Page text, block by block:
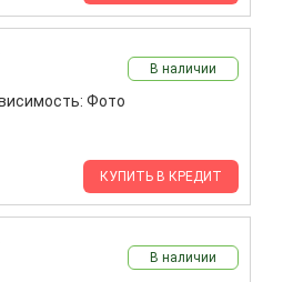
В наличии
КУПИТЬ В КРЕДИТ
В наличии